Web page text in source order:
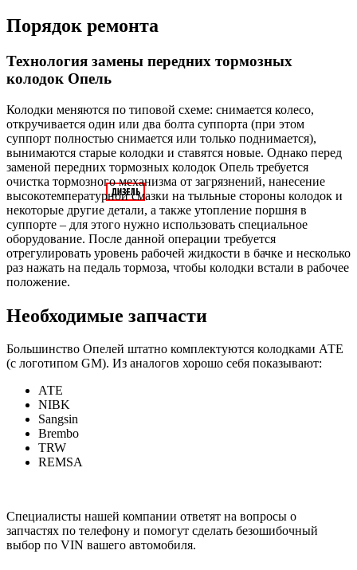
Порядок ремонта
Технология замены передних тормозных
колодок Опель
Колодки меняются по типовой схеме: снимается колесо,
откручивается один или два болта суппорта (при этом
суппорт полностью снимается или только поднимается),
вынимаются старые колодки и ставятся новые. Однако перед
заменой передних тормозных колодок Опель требуется
очистка тормозного механизма от загрязнений, нанесение
высокотемпературной смазки на тыльные стороны колодок и
некоторые другие детали, а также утопление поршня в
суппорте – для этого нужно использовать специальное
оборудование. После данной операции требуется
отрегулировать уровень рабочей жидкости в бачке и несколько
раз нажать на педаль тормоза, чтобы колодки встали в рабочее
положение.
Необходимые запчасти
Большинство Опелей штатно комплектуются колодками АТЕ
(с логотипом GM). Из аналогов хорошо себя показывают:
АТЕ
NIBK
Sangsin
Brembo
TRW
REMSA
Специалисты нашей компании ответят на вопросы о
запчастях по телефону и помогут сделать безошибочный
выбор по VIN вашего автомобиля.